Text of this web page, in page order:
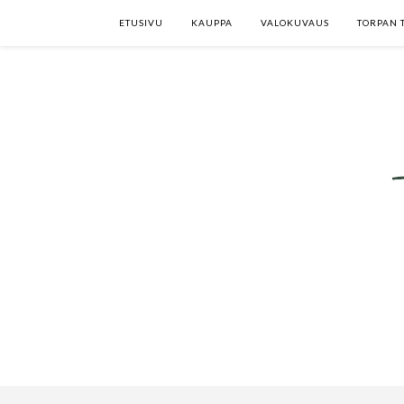
ETUSIVU KAUPPA VALOKUVAUS TORPAN